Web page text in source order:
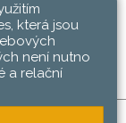
která jsou
není nutno
a relační